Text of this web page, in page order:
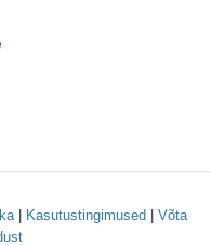
| Kasutustingimused
Võta